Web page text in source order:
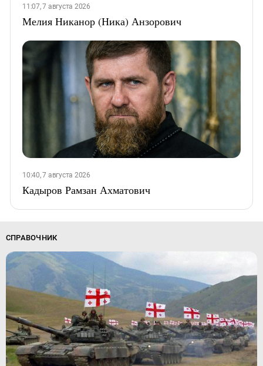
11:07, 7 августа 2026
Мелия Никанор (Ника) Анзорович
10:40, 7 августа 2026
Кадыров Рамзан Ахматович
СПРАВОЧНИК